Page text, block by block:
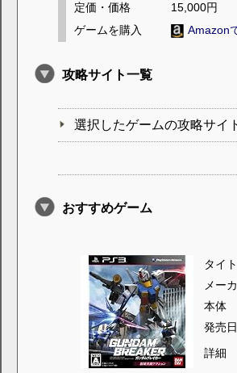
定価・価格
15,000円
ゲームを購入
Amazon
攻略サイト一覧
選択したゲームの攻略サイ
おすすめゲーム
タイ
メー
本体
発売日
詳細